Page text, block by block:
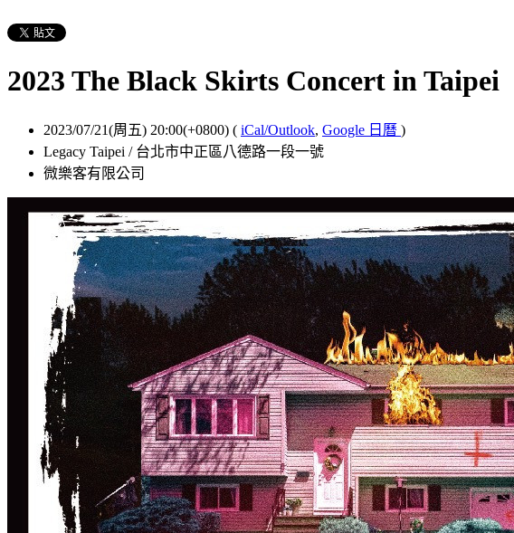
2023 The Black Skirts Concert in Taipei
2023/07/21(周五) 20:00(+0800) ( iCal/Outlook, Google 日曆 )
Legacy Taipei / 台北市中正區八德路一段一號
微樂客有限公司